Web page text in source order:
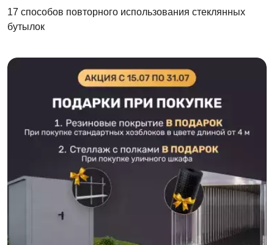
17 способов повторного использования стеклянных
бутылок